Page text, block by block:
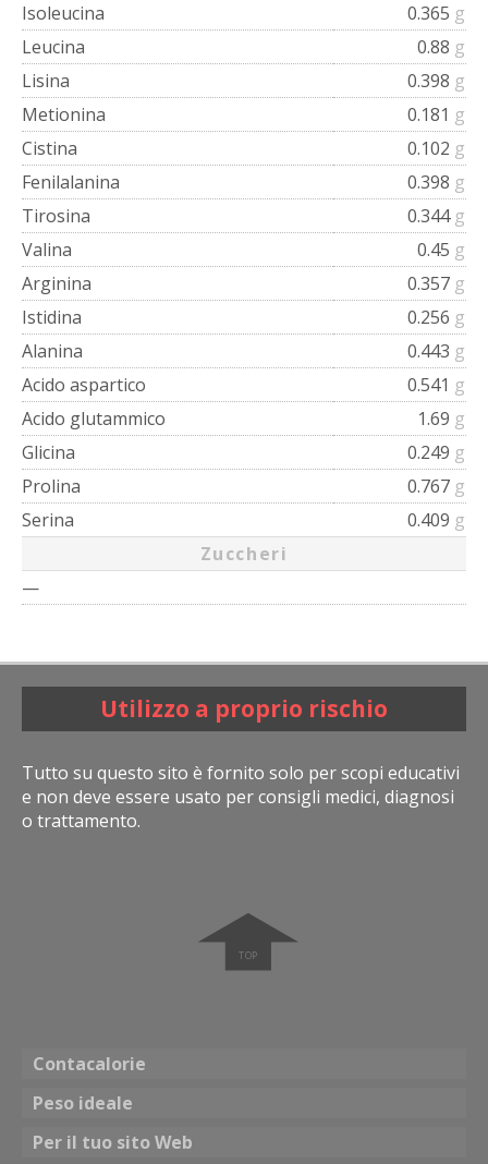
Isoleucina
0.365 g
Leucina
0.88 g
Lisina
0.398 g
Metionina
0.181 g
Cistina
0.102 g
Fenilalanina
0.398 g
Tirosina
0.344 g
Valina
0.45 g
Arginina
0.357 g
Istidina
0.256 g
Alanina
0.443 g
Acido aspartico
0.541 g
Acido glutammico
1.69 g
Glicina
0.249 g
Prolina
0.767 g
Serina
0.409 g
Zuccheri
—
Utilizzo a proprio rischio
Tutto su questo sito è fornito solo per scopi educativi
e non deve essere usato per consigli medici, diagnosi
o trattamento.
➧
Contacalorie
Peso ideale
Per il tuo sito Web